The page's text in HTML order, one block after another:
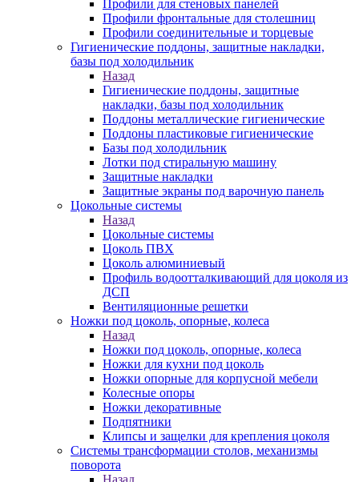
Профили для стеновых панелей
Профили фронтальные для столешниц
Профили соединительные и торцевые
Гигиенические поддоны, защитные накладки,
базы под холодильник
Назад
Гигиенические поддоны, защитные
накладки, базы под холодильник
Поддоны металлические гигиенические
Поддоны пластиковые гигиенические
Базы под холодильник
Лотки под стиральную машину
Защитные накладки
Защитные экраны под варочную панель
Цокольные системы
Назад
Цокольные системы
Цоколь ПВХ
Цоколь алюминиевый
Профиль водоотталкивающий для цоколя из
ДСП
Вентиляционные решетки
Ножки под цоколь, опорные, колеса
Назад
Ножки под цоколь, опорные, колеса
Ножки для кухни под цоколь
Ножки опорные для корпусной мебели
Колесные опоры
Ножки декоративные
Подпятники
Клипсы и защелки для крепления цоколя
Системы трансформации столов, механизмы
поворота
Назад